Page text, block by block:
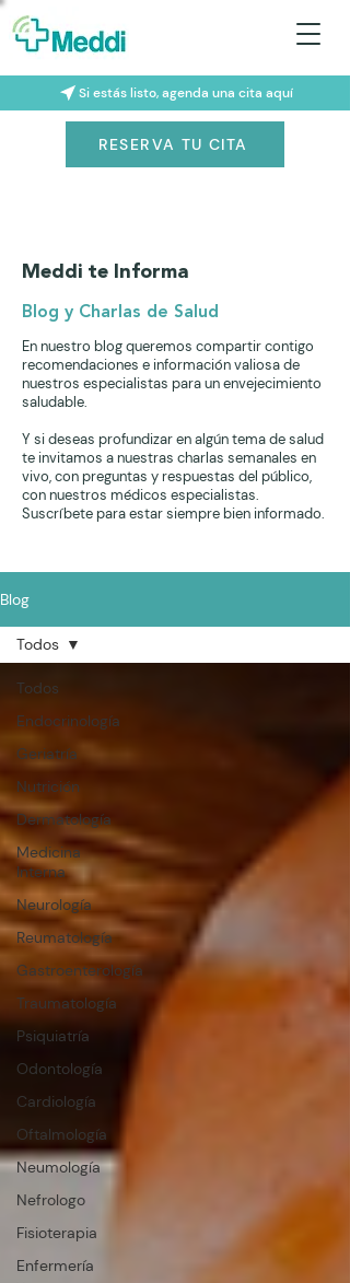
Si estás listo, agenda una cita aquí
RESERVA TU CITA
Meddi te Informa
Blog y Charlas de Salud
En nuestro blog queremos compartir contigo
recomendaciones e información valiosa de
nuestros especialistas para un envejecimiento
saludable.
Y si deseas profundizar en algún tema de salud
te invitamos a nuestras charlas semanales en
vivo, con preguntas y respuestas del público,
con nuestros médicos especialistas.
Suscríbete para estar siempre bien informado.
Blog
Todos
Endocrinología
Geriatría
Nutrición
Dermatología
Medicina
Interna
Neurología
Reumatología
Gastroenterología
Traumatología
Psiquiatría
Odontología
Cardiología
Oftalmología
Neumología
Nefrologo
Fisioterapia
Enfermería
Todos